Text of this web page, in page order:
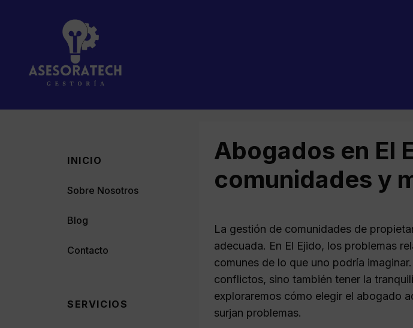
Abogados en El
comunidades y
La gestión de comunidades de
adecuada. En El Ejido, los problemas
comunes de lo que uno podría
conflictos, sino también tener la
exploraremos cómo elegir el abogado
surjan problemas.
INICIO
Sobre Nosotros
Blog
Contacto
SERVICIOS